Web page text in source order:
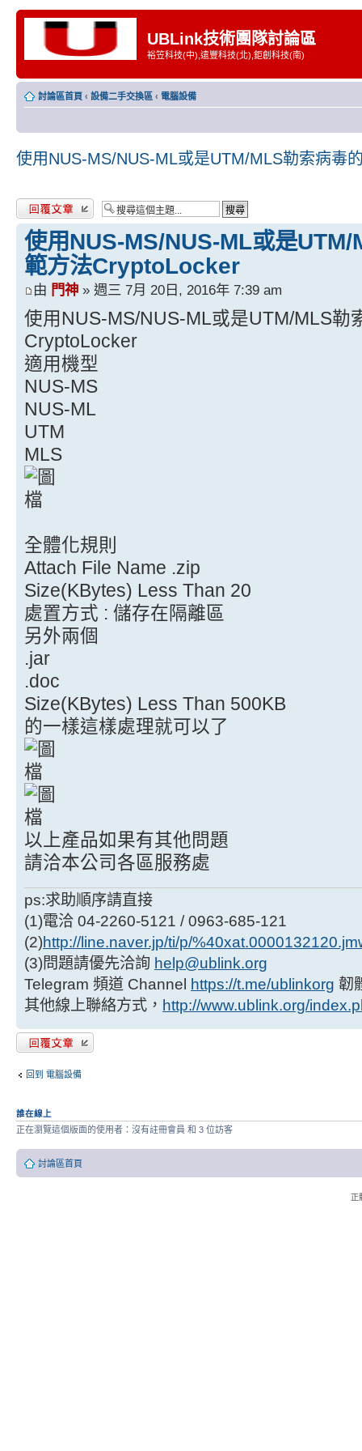
UBLink技術團隊討論區
裕笠科技(中),遠豐科技(北),鉅創科技(南)
討論區首頁 ‹ 設備二手交換區 ‹ 電腦設備
使用NUS-MS/NUS-ML或是UTM/MLS勒索病毒
發表回覆
使用NUS-MS/NUS-ML或是
範方法CryptoLocker
由 門神 » 週三 7月 20日, 2016年 7:39 am
使用NUS-MS/NUS-ML或是UTM/MLS勒
CryptoLocker
適用機型
NUS-MS
NUS-ML
UTM
MLS
全體化規則
Attach File Name .zip
Size(KBytes) Less Than 20
處置方式 : 儲存在隔離區
另外兩個
.jar
.doc
Size(KBytes) Less Than 500KB
的一樣這樣處理就可以了
以上產品如果有其他問題
請洽本公司各區服務處
ps:求助順序請直接
(1)電洽 04-2260-5121 / 0963-685-121
(2)http://line.naver.jp/ti/p/
(3)問題請優先洽詢 help@ublink.org
Telegram 頻道 Channel
https://t.me/ublinkorg 韌
其他線上聯絡方式， http://www.ublink.org/
發表回覆
回到 電腦設備
誰在線上
正在瀏覽這個版面的使用者：沒有註冊會員 和 3 位訪客
討論區首頁
正